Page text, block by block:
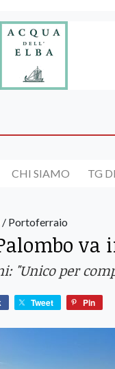
CHI SIAMO TG
/ Portoferraio
va
"Unico per
Tweet Pin